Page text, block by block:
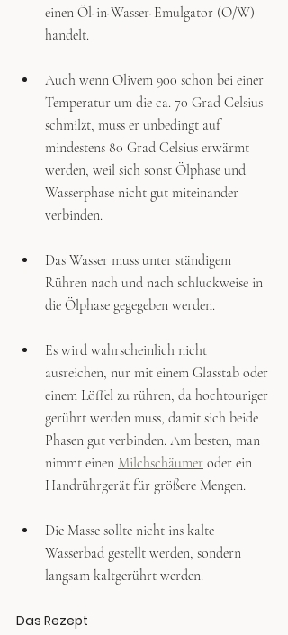
einen Öl-in-Wasser-Emulgator (O/W)
handelt.
Auch wenn Olivem 900 schon bei einer
Temperatur um die ca. 70 Grad Celsius
schmilzt, muss er unbedingt auf
mindestens 80 Grad Celsius erwärmt
werden, weil sich sonst Ölphase und
Wasserphase nicht gut miteinander
verbinden.
Das Wasser muss unter ständigem
Rühren nach und nach schluckweise in
die Ölphase gegegeben werden.
Es wird wahrscheinlich nicht
ausreichen, nur mit einem Glasstab oder
einem Löffel zu rühren, da hochtouriger
gerührt werden muss, damit sich beide
Phasen gut verbinden. Am besten, man
nimmt einen Milchschäumer oder ein
Handrührgerät für größere Mengen.
Die Masse sollte nicht ins kalte
Wasserbad gestellt werden, sondern
langsam kaltgerührt werden.
Das Rezept